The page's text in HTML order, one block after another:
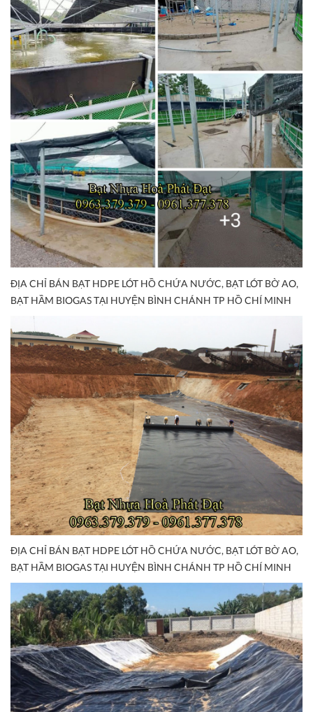
ĐỊA CHỈ BÁN BẠT HDPE LÓT HỒ CHỨA NƯỚC, BẠT LÓT BỜ AO,
BẠT HẦM BIOGAS TẠI HUYỆN BÌNH CHÁNH TP HỒ CHÍ MINH
ĐỊA CHỈ BÁN BẠT HDPE LÓT HỒ CHỨA NƯỚC, BẠT LÓT BỜ AO,
BẠT HẦM BIOGAS TẠI HUYỆN BÌNH CHÁNH TP HỒ CHÍ MINH